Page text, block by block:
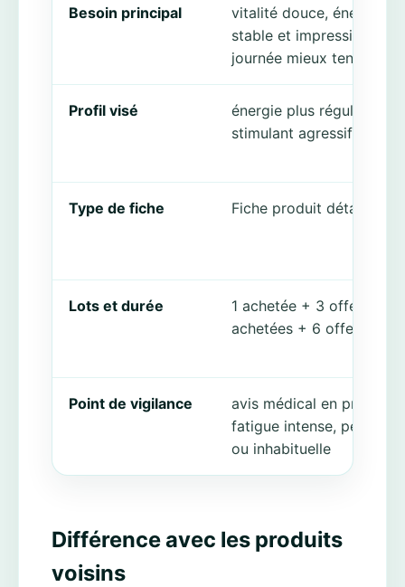
Besoin principal
vitalité douce, énergie
stable et impression de
journée mieux tenue
Profil visé
énergie plus régulière,
stimulant agressif
Type de fiche Fiche produit détaillée
Lots et durée
1 achetée + 3 offertes
achetées + 6 offertes
Point de vigilance
avis médical en priorité
fatigue intense,
ou inhabituelle
Différence avec les produits
voisins